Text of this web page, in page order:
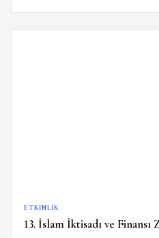
ETKINLIK
13. İslam İktisadı ve